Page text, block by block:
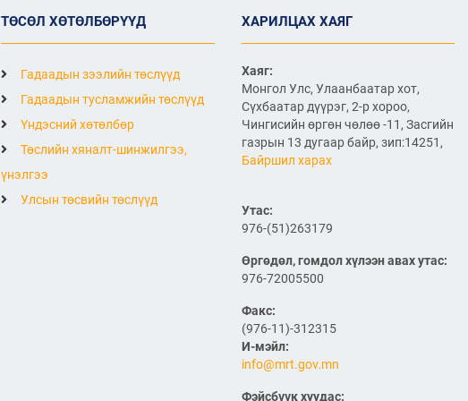
хэвлэгдлээ
2026/07/06
Монгол Улсын агаарын
тээврийн салбарын
хөгжлийн ирээдүйн чиг
2026/07/06
компаниудын төлөөллийг
хүлээн авч уулзлаа
2026/06/29
ЗАМ, ТЭЭВРИЙН САЙД
Б.ДЭЛГЭРСАЙХАН ЯПОН
УЛСЫН ЭЛЧИН САЙДТАЙ
НИСЭХ БУУДЛЫН
ТӨСӨЛ ХӨТӨЛБӨРҮҮД
Гадаадын зээлийн төслүүд
Гадаадын тусламжийн төслүүд
Үндэсний хөтөлбөр
Төслийн хяналт-шинжилгээ,
үнэлгээ
Улсын төсвийн төслүүд
ХАРИЛЦАХ ХАЯГ
Хаяг:
Монгол Улс, Улаанбаатар хот,
Сүхбаатар дүүрэг, 2-р хороо,
Чингисийн өргөн чөлөө -11, Засгийн
газрын 13 дугаар байр, зип:14251,
Байршил харах
Утас:
976-(51)263179
Өргөдөл, гомдол хүлээн авах утас:
976-72005500
Факс:
(976-11)-312315
И-мэйл:
info@mrt.gov.mn
Фэйсбүүк хуудас: